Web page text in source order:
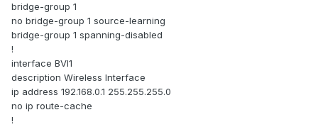
bridge-group 1
no bridge-group 1 source-learning
bridge-group 1 spanning-disabled
!
interface BVI1
description Wireless Interface
ip address 192.168.0.1 255.255.255.0
no ip route-cache
!